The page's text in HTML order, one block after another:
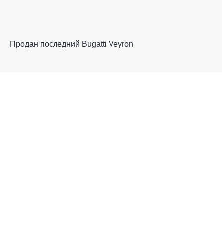
Продан последний Bugatti Veyron